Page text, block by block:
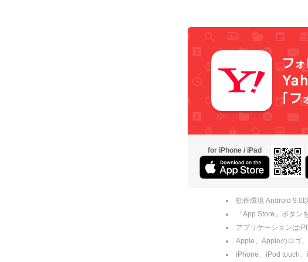
for iPhone / iPad
動作環境 Android 9.0
「App Store」ボタン
アプリケーションは
Apple、Appleのロゴ
iPhone、iPod touch